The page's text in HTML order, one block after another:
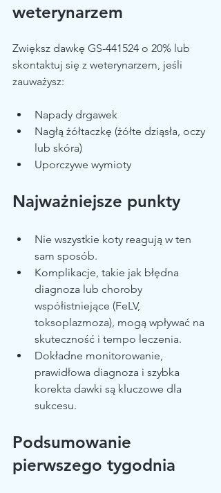
weterynarzem
Zwiększ dawkę GS-441524 o 20% lub
skontaktuj się z weterynarzem, jeśli
zauważysz:
Napady drgawek
Nagłą żółtaczkę (żółte dziąsła, oczy
lub skóra)
Uporczywe wymioty
Najważniejsze punkty
Nie wszystkie koty reagują w ten
sam sposób.
Komplikacje, takie jak błędna
diagnoza lub choroby
współistniejące (FeLV,
toksoplazmoza), mogą wpływać na
skuteczność i tempo leczenia.
Dokładne monitorowanie,
prawidłowa diagnoza i szybka
korekta dawki są kluczowe dla
sukcesu.
Podsumowanie
pierwszego tygodnia